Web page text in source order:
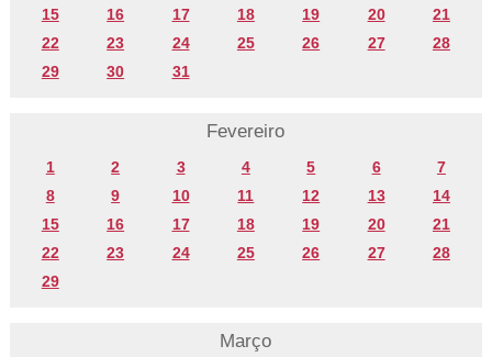
15
16 17 18 19 20
21
22
23 24 25 26 27
28
29
30 31
Fevereiro
1 2 3 4 5 6
7
8
9 10 11 12 13
14
15
16 17 18 19 20
21
22
23 24 25 26 27
28
29
Março